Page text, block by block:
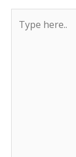
here..